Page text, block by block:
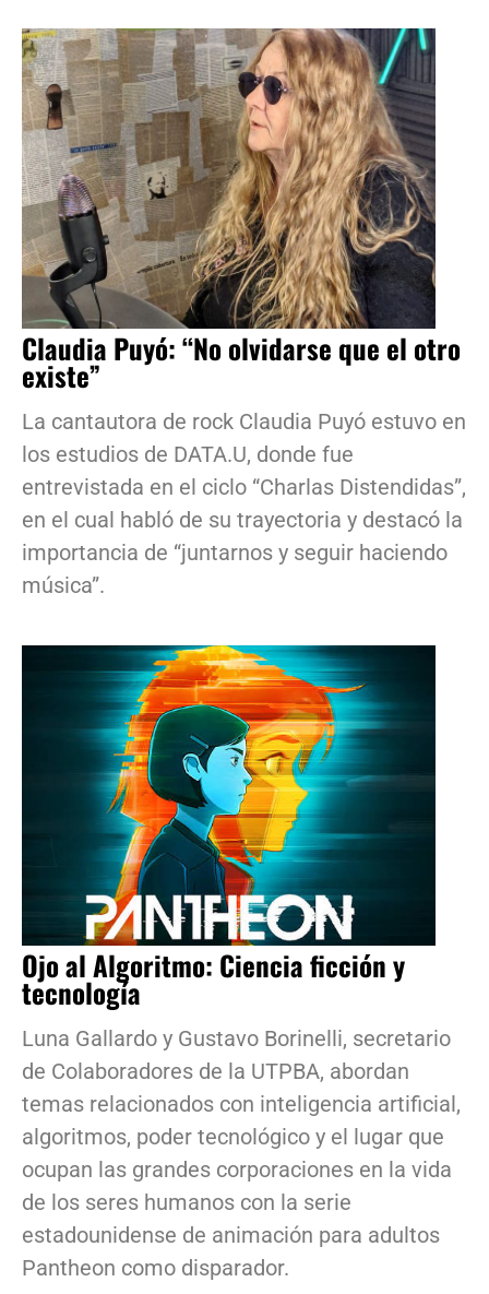
Claudia Puyó: “No olvidarse que el otro
existe”
La cantautora de rock Claudia Puyó estuvo en
los estudios de DATA.U, donde fue
entrevistada en el ciclo “Charlas Distendidas”,
en el cual habló de su trayectoria y destacó la
importancia de “juntarnos y seguir haciendo
música”.
Ojo al Algoritmo: Ciencia ficción y
tecnología
Luna Gallardo y Gustavo Borinelli, secretario
de Colaboradores de la UTPBA, abordan
temas relacionados con inteligencia artificial,
algoritmos, poder tecnológico y el lugar que
ocupan las grandes corporaciones en la vida
de los seres humanos con la serie
estadounidense de animación para adultos
Pantheon como disparador.